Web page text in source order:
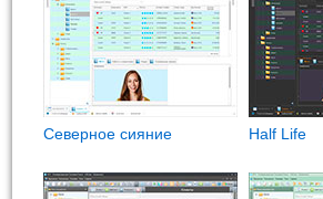
Северное сияние Half Life